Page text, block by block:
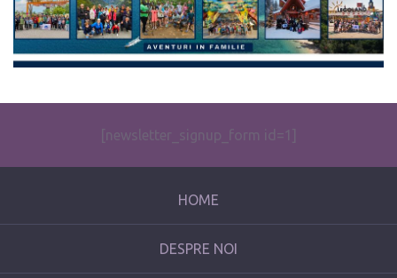
[newsletter_signup_form id=1]
HOME
DESPRE NOI